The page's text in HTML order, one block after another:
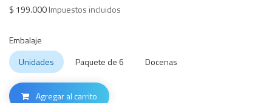
$ 199.000Impuestos incluidos
Embalaje
Unidades
Paquete de 6 Docenas
Agregar al carrito